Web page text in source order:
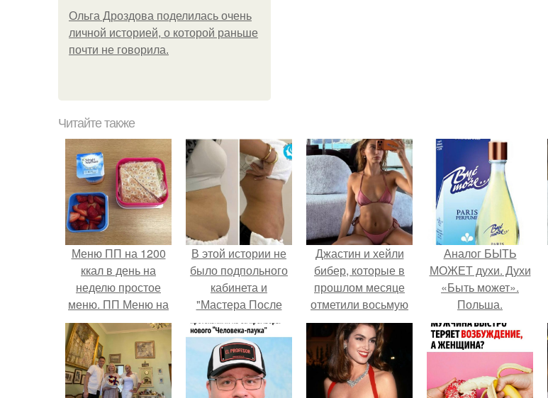
Ольга Дроздова поделилась очень
личной историей, о которой раньше
почти не говорила.
Читайте также
Меню ПП на 1200
ккал в день на
неделю простое
меню. ПП Меню на
неделю
В этой истории не
было подпольного
кабинета и
"Мастера После
Двухнедельных
Курсов".
Джастин и хейли
бибер, которые в
прошлом месяце
отметили восьмую
годовщину
помолвки, показали
новые фото с
совместного
отдыха.
Аналог БЫТЬ
МОЖЕТ духи. Духи
«Быть может».
Польша.